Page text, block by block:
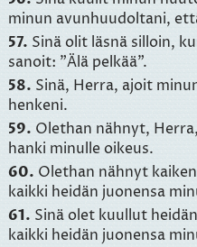
minun avunhuudoltani,
57. Sinä olit läsnä silloin,
sanoit: "Älä pelkää".
58. Sinä, Herra, ajoit
henkeni.
59. Olethan nähnyt,
hanki minulle oikeus.
60. Olethan nähnyt
kaikki heidän juonensa
61. Sinä olet kuullut
kaikki heidän juonensa